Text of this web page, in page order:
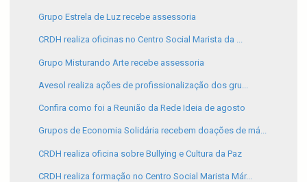
Grupo Estrela de Luz recebe assessoria
CRDH realiza oficinas no Centro Social Marista da ...
Grupo Misturando Arte recebe assessoria
Avesol realiza ações de profissionalização dos gru...
Confira como foi a Reunião da Rede Ideia de agosto
Grupos de Economia Solidária recebem doações de má...
CRDH realiza oficina sobre Bullying e Cultura da Paz
CRDH realiza formação no Centro Social Marista Már...